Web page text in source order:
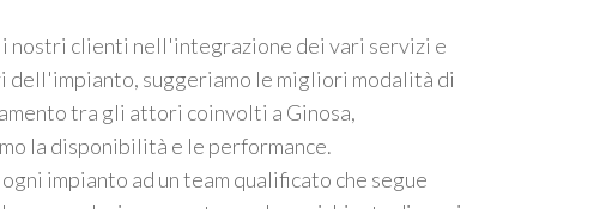
i nostri clienti nell'integrazione dei vari servizi e
dell'impianto, suggeriamo le migliori modalità di
tra gli attori coinvolti a Ginosa,
la disponibilità e le performance.
impianto ad un team qualificato che segue